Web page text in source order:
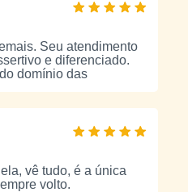
Seu atendimento
e diferenciado.
domínio das
na abertura e
transmite
consistente,
enriquecedora e
vê tudo, é a única
volto.